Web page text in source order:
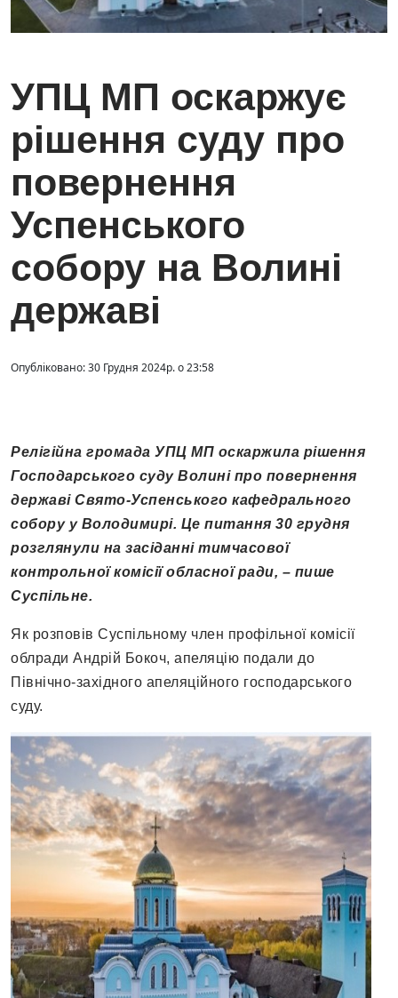
УПЦ МП оскаржує
рішення суду про
повернення
Успенського
собору на Волині
державі
Опубліковано: 30 Грудня 2024р. о 23:58
Релігійна громада УПЦ МП оскаржила рішення
Господарського суду Волині про повернення
державі Свято-Успенського кафедрального
собору у Володимирі. Це питання 30 грудня
розглянули на засіданні тимчасової
контрольної комісії обласної ради, – пише
Суспільне.
Як розповів Суспільному член профільної комісії
облради Андрій Бокоч, апеляцію подали до
Північно-західного апеляційного господарського
суду.